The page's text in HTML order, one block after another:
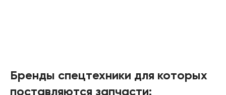
Бренды спецтехники для которых
поставляются запчасти: